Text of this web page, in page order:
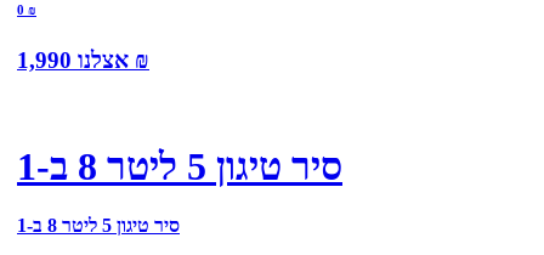
0 ₪
אצלנו 1,990 ₪
סיר טיגון 5 ליטר 8 ב-1
סיר טיגון 5 ליטר 8 ב-1